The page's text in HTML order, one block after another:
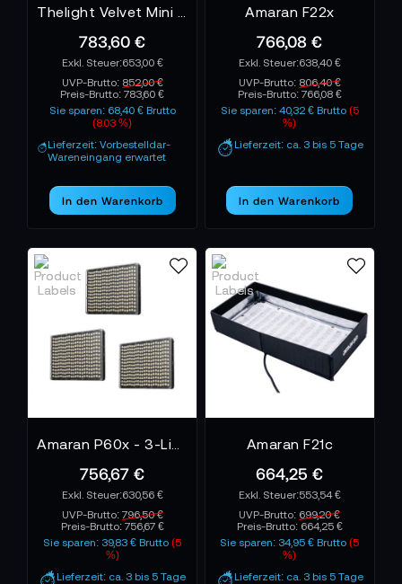
783,60 €
653,00 €
UVP-Brutto: 852,00 €
Preis-Brutto:783,60 €
Sie sparen: 68,40 € Brutto
(8.03 %)
Lieferzeit: Vorbestelldar-
Wareneingang erwartet
In den Warenkorb
Amaran F22x
766,08 €
638,40 €
UVP-Brutto: 806,40 €
Preis-Brutto: 766,08 €
Sie sparen: 40,32 € Brutto (5
%)
Lieferzeit: ca. 3 bis 5 Tage
In den Warenkorb
756,67 €
630,56 €
UVP-Brutto: 796,50 €
Preis-Brutto: 756,67 €
Sie sparen: 39,83 € Brutto(5
%)
Lieferzeit: ca. 3 bis 5 Tage
Amaran F21c
664,25 €
553,54 €
UVP-Brutto: 699,20 €
Preis-Brutto: 664,25 €
Sie sparen: 34,95 € Brutto(5
%)
Lieferzeit: ca. 3 bis 5 Tage